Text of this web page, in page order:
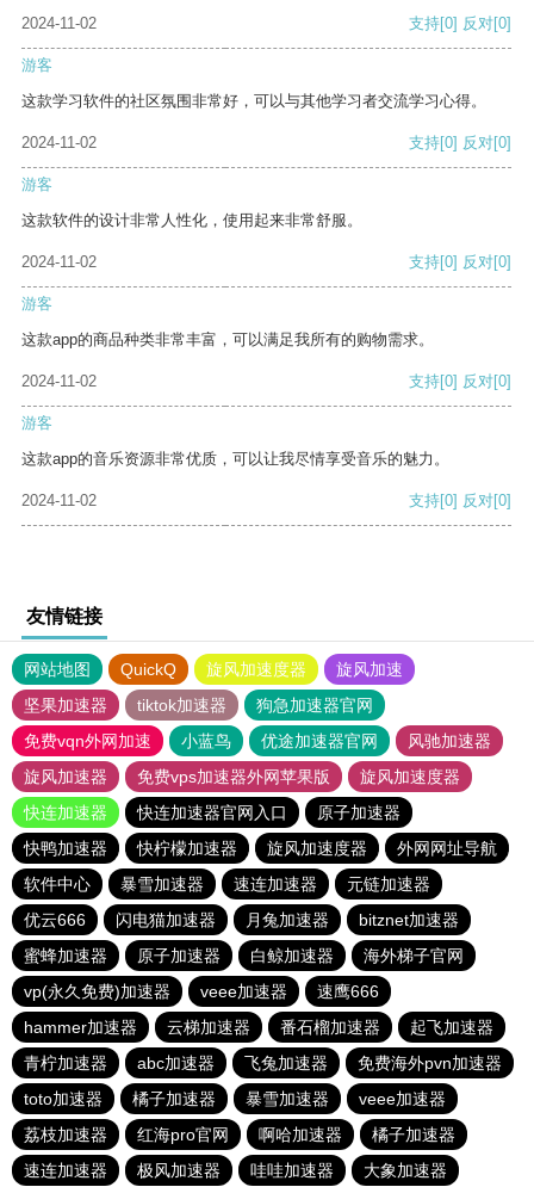
2024-11-02
支持[0] 反对[0]
游客
这款学习软件的社区氛围非常好，可以与其他学习者交流学习心得。
2024-11-02 支持[0] 反对[0]
游客
这款软件的设计非常人性化，使用起来非常舒服。
2024-11-02 支持[0] 反对[0]
游客
这款app的商品种类非常丰富，可以满足我所有的购物需求。
2024-11-02 支持[0] 反对[0]
游客
这款app的音乐资源非常优质，可以让我尽情享受音乐的魅力。
2024-11-02 支持[0] 反对[0]
友情链接
网站地图 QuickQ 旋风加速度器
旋风加速
坚果加速器
tiktok加速器
狗急加速器官网
免费vqn外网加速
小蓝鸟 优途加速器官网
风驰加速器
旋风加速器
免费vps加速器外网苹果版
旋风加速度器
快连加速器
快连加速器官网入口
原子加速器
快鸭加速器
快柠檬加速器 旋风加速度器
外网网址导航
软件中心
暴雪加速器 速连加速器
元链加速器
优云666
闪电猫加速器 月兔加速器
bitznet加速器
蜜蜂加速器
原子加速器 白鲸加速器
海外梯子官网
vp(永久免费)加速器
veee加速器
速鹰666
hammer加速器
云梯加速器 番石榴加速器
起飞加速器
青柠加速器
abc加速器 飞兔加速器
免费海外pvn加速器
toto加速器
橘子加速器 暴雪加速器
veee加速器
荔枝加速器
红海pro官网 啊哈加速器
橘子加速器
速连加速器
极风加速器 哇哇加速器 大象加速器